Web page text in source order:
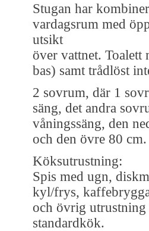
Stugan har
vardagsrum med
utsikt
över vattnet. Toalett
bas) samt trådlöst
2 sovrum, där 1
säng, det andra
våningssäng, den
och den övre 80 cm.
Köksutrustning:
Spis med ugn,
kyl/frys,
och övrig
standardkök.